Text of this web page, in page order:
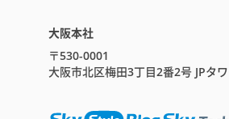
大阪本社
〒530-0001
大阪市北区梅田3丁目2番2号 JPタ